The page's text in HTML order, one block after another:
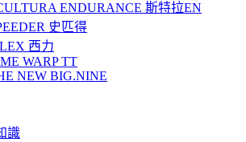
ENDURANCE 斯特拉EN
史匹得
西力
WARP TT
NEW BIG.NINE
識